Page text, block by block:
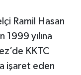
Ramil Hasan
1999 yılına
KKTC
işaret eden